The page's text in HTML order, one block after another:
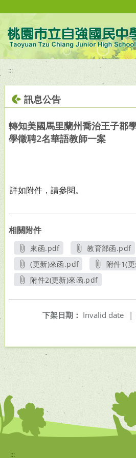
:::
訊息公告
轉知美國馬里蘭州喬治王子郡
學徵聘2名華語教師一案
詳如附件，請參閱。
相關附件
來函.pdf
另開新視窗
教育部函.pdf
另開新視
(更新)來函.pdf
另開新視窗
附件1(
附件2(更新)來函.pdf
下架日期： Invalid date
|
:::